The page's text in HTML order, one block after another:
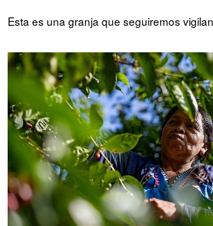
Esta es una granja que seguiremos